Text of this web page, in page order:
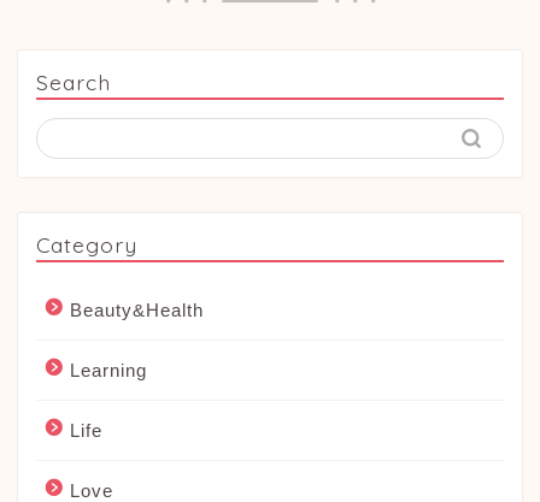
Search
Category
Beauty&Health
Learning
Life
Love